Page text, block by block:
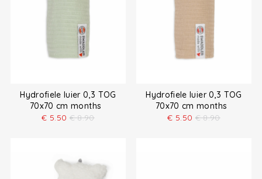
Hydrofiele luier 0,3 TOG
70x70 cm months
€ 5.50 € 8.90
Hydrofiele luier 0,3 TOG
70x70 cm months
€ 5.50 € 8.90